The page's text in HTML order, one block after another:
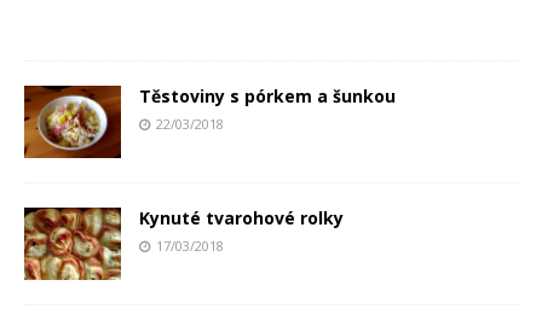
Těstoviny s pórkem a šunkou
22/03/2018
Kynuté tvarohové rolky
17/03/2018